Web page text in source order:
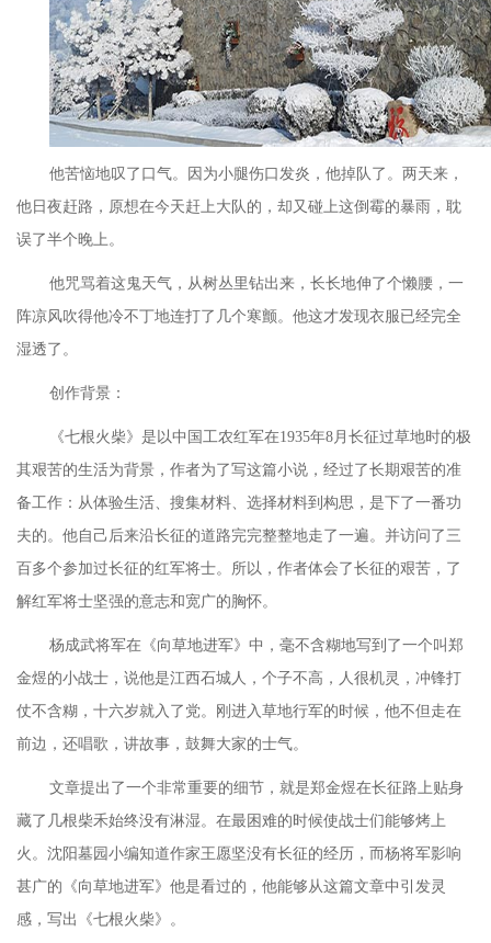
他苦恼地叹了口气。因为小腿伤口发炎，他掉队了。两天来，
他日夜赶路，原想在今天赶上大队的，却又碰上这倒霉的暴雨，耽
误了半个晚上。
他咒骂着这鬼天气，从树丛里钻出来，长长地伸了个懒腰，一
阵凉风吹得他冷不丁地连打了几个寒颤。他这才发现衣服已经完全
湿透了。
创作背景：
《七根火柴》是以中国工农红军在1935年8月长征过草地时的极
其艰苦的生活为背景，作者为了写这篇小说，经过了长期艰苦的准
备工作：从体验生活、搜集材料、选择材料到构思，是下了一番功
夫的。他自己后来沿长征的道路完完整整地走了一遍。并访问了三
百多个参加过长征的红军将士。所以，作者体会了长征的艰苦，了
解红军将士坚强的意志和宽广的胸怀。
杨成武将军在《向草地进军》中，毫不含糊地写到了一个叫郑
金煜的小战士，说他是江西石城人，个子不高，人很机灵，冲锋打
仗不含糊，十六岁就入了党。刚进入草地行军的时候，他不但走在
前边，还唱歌，讲故事，鼓舞大家的士气。
文章提出了一个非常重要的细节，就是郑金煜在长征路上贴身
藏了几根柴禾始终没有淋湿。在最困难的时候使战士们能够烤上
火。沈阳墓园小编知道作家王愿坚没有长征的经历，而杨将军影响
甚广的《向草地进军》他是看过的，他能够从这篇文章中引发灵
感，写出《七根火柴》。